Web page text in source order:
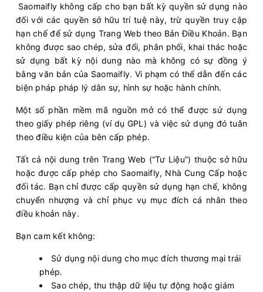
Saomaifly không cấp cho bạn bất kỳ quyền sử dụng nào
đối với các quyền sở hữu trí tuệ này, trừ quyền truy cập
hạn chế để sử dụng Trang Web theo Bản Điều Khoản. Bạn
không được sao chép, sửa đổi, phân phối, khai thác hoặc
sử dụng bất kỳ nội dung nào mà không có sự đồng ý
bằng văn bản của Saomaifly. Vi phạm có thể dẫn đến các
biện pháp pháp lý dân sự, hình sự hoặc hành chính.
Một số phần mềm mã nguồn mở có thể được sử dụng
theo giấy phép riêng (ví dụ GPL) và việc sử dụng đó tuân
theo điều kiện của bên cấp phép.
Tất cả nội dung trên Trang Web (“Tư Liệu”) thuộc sở hữu
hoặc được cấp phép cho Saomaifly, Nhà Cung Cấp hoặc
đối tác. Bạn chỉ được cấp quyền sử dụng hạn chế, không
chuyển nhượng và chỉ phục vụ mục đích cá nhân theo
điều khoản này.
Bạn cam kết không:
Sử dụng nội dung cho mục đích thương mại trái
phép.
Sao chép, thu thập dữ liệu tự động hoặc giám